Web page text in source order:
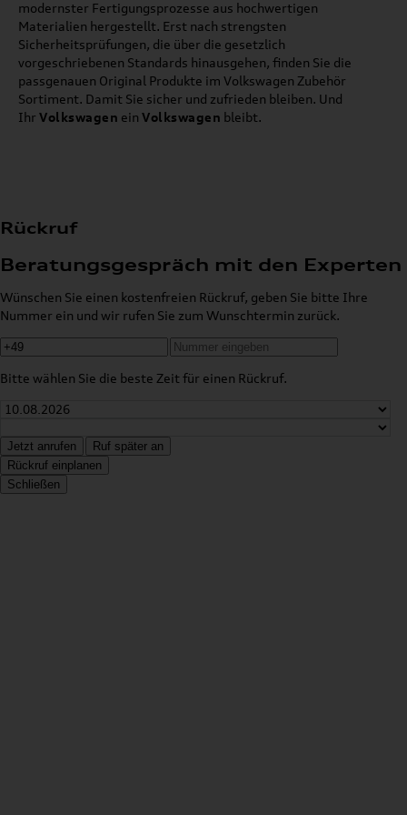
modernster Fertigungsprozesse aus hochwertigen
Materialien hergestellt. Erst nach strengsten
Sicherheitsprüfungen, die über die gesetzlich
vorgeschriebenen Standards hinausgehen, finden Sie die
passgenauen Original Produkte im Volkswagen Zubehör
Sortiment. Damit Sie sicher und zufrieden bleiben. Und
Ihr Volkswagen ein Volkswagen bleibt.
Rückruf
Beratungsgespräch mit den Experten
Wünschen Sie einen kostenfreien Rückruf, geben Sie bitte Ihre
Nummer ein und wir rufen Sie zum Wunschtermin zurück.
Bitte wählen Sie die beste Zeit für einen Rückruf.
Jetzt anrufen
Ruf später an
Rückruf einplanen
Schließen